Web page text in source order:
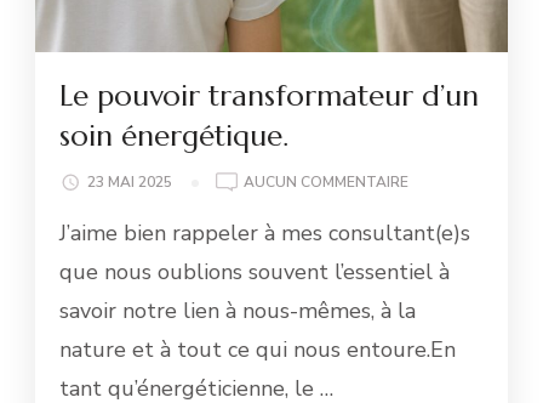
Le pouvoir transformateur d’un
soin énergétique.
23 MAI 2025 AUCUN COMMENTAIRELE
SOIN
ÉNERGÉTIQUE.
J’aime bien rappeler à mes consultant(e)s
que nous oublions souvent l’essentiel à
savoir notre lien à nous-mêmes, à la
nature et à tout ce qui nous entoure.En
tant qu’énergéticienne, le …